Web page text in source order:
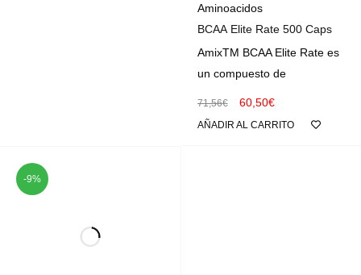
Aminoacidos
BCAA Elite Rate 500 Caps
AmixTM BCAA Elite Rate es
un compuesto de
71,56€ 60,50€
AÑADIR AL CARRITO
-9%